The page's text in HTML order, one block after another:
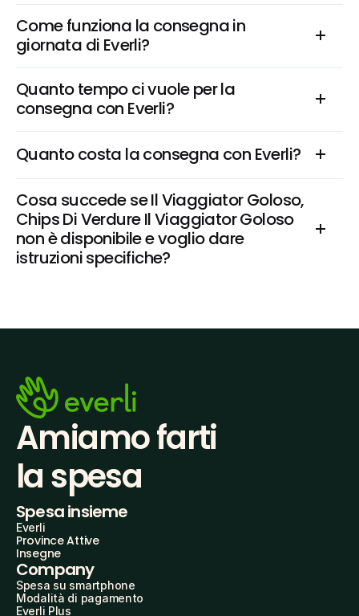
Come funziona la consegna in
giornata di Everli?
Quanto tempo ci vuole per la
consegna con Everli?
Quanto costa la consegna con Everli?
Cosa succede se Il Viaggiator Goloso,
Chips Di Verdure Il Viaggiator Goloso
non è disponibile e voglio dare
istruzioni specifiche?
Amiamo farti
la spesa
Spesa insieme
Everli
Province Attive
Insegne
Company
Spesa su smartphone
Modalità di pagamento
Everli Plus